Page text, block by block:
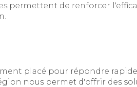
permettent de renforcer
placé pour répondre
nous permet d'offrir des